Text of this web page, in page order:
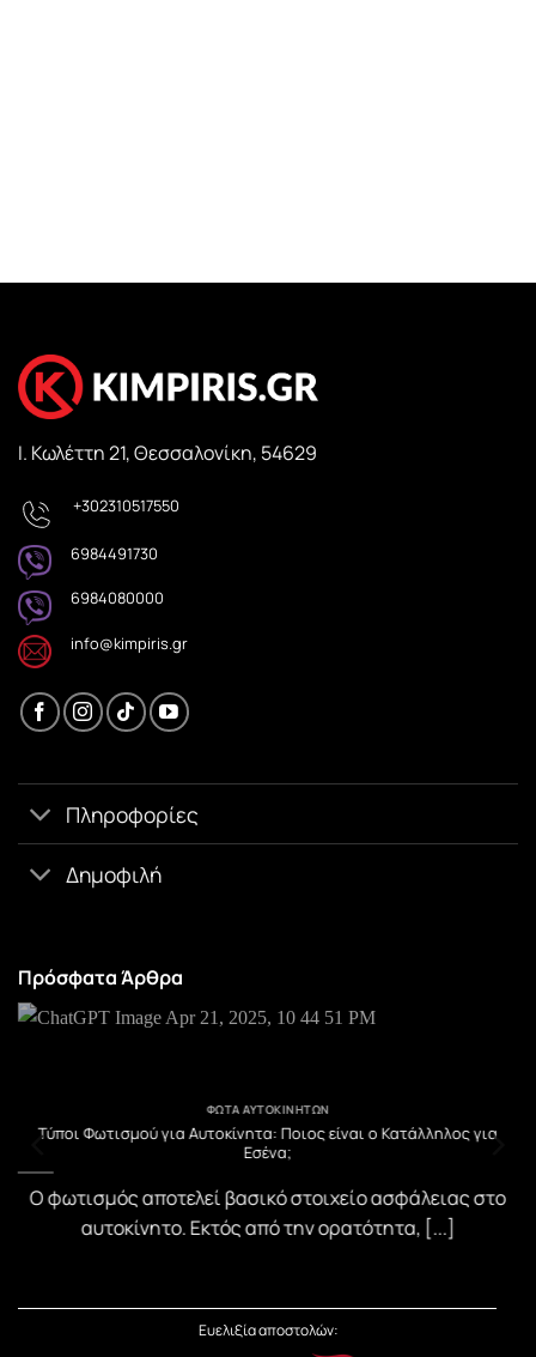
Ι. Κωλέττη 21, Θεσσαλονίκη, 54629
+302310517550
6984491730
6984080000
info@kimpiris.gr
Πληροφορίες
Δημοφιλή
Πρόσφατα Άρθρα
ΦΏΤΑ ΑΥΤΟΚΙΝΉΤΩΝ
Τύποι Φωτισμού για Αυτοκίνητα: Ποιος είναι ο Κατάλληλος για
Εσένα;
Ο φωτισμός αποτελεί βασικό στοιχείο ασφάλειας στο
αυτοκίνητο. Εκτός από την ορατότητα, [...]
Ευελιξία αποστολών: